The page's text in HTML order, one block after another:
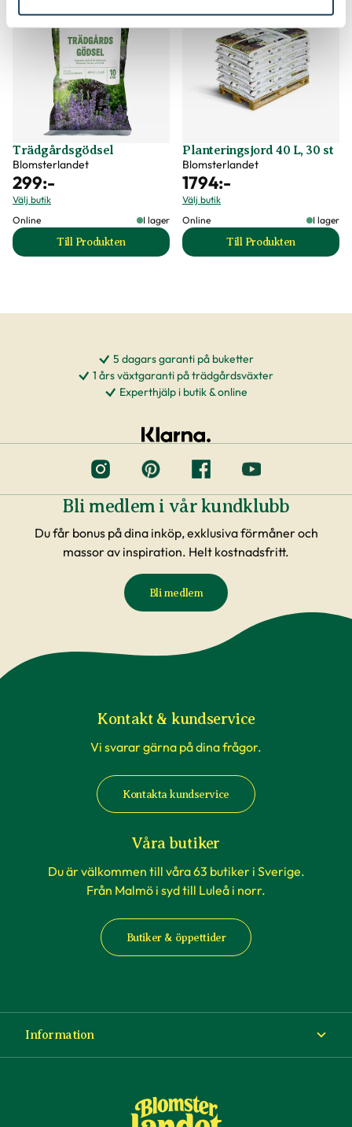
Trädgårdsgödsel
Blomsterlandet
299:-
Välj butik
Online
I lager
Till Produkten
till Trädgårdsgödsel produktsida
Planteringsjord 40 L, 30 st
Blomsterlandet
1794:-
Välj butik
Online
I lager
Till Produkten
till Planteringsjord
5 dagars garanti på buketter
1 års växtgaranti på trädgårdsväxter
Experthjälp i butik & online
Bli medlem i vår kundklubb
Du får bonus på dina inköp, exklusiva förmåner och
massor av inspiration. Helt kostnadsfritt.
Bli medlem
Kontakt & kundservice
Vi svarar gärna på dina frågor.
Kontakta kundservice
Våra butiker
Du är välkommen till våra 63 butiker i Sverige.
Från Malmö i syd till Luleå i norr.
Butiker & öppettider
Information
Köp- och leveransvillkor